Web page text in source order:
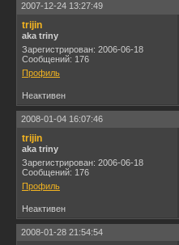
2007-12-24 13:27:49
trijin
aka triny
Зарегистрирован: 2006-06-18
Сообщений: 176
Профиль
Неактивен
2008-01-04 16:07:46
trijin
aka triny
Зарегистрирован: 2006-06-18
Сообщений: 176
Профиль
Неактивен
2008-01-28 21:54:54